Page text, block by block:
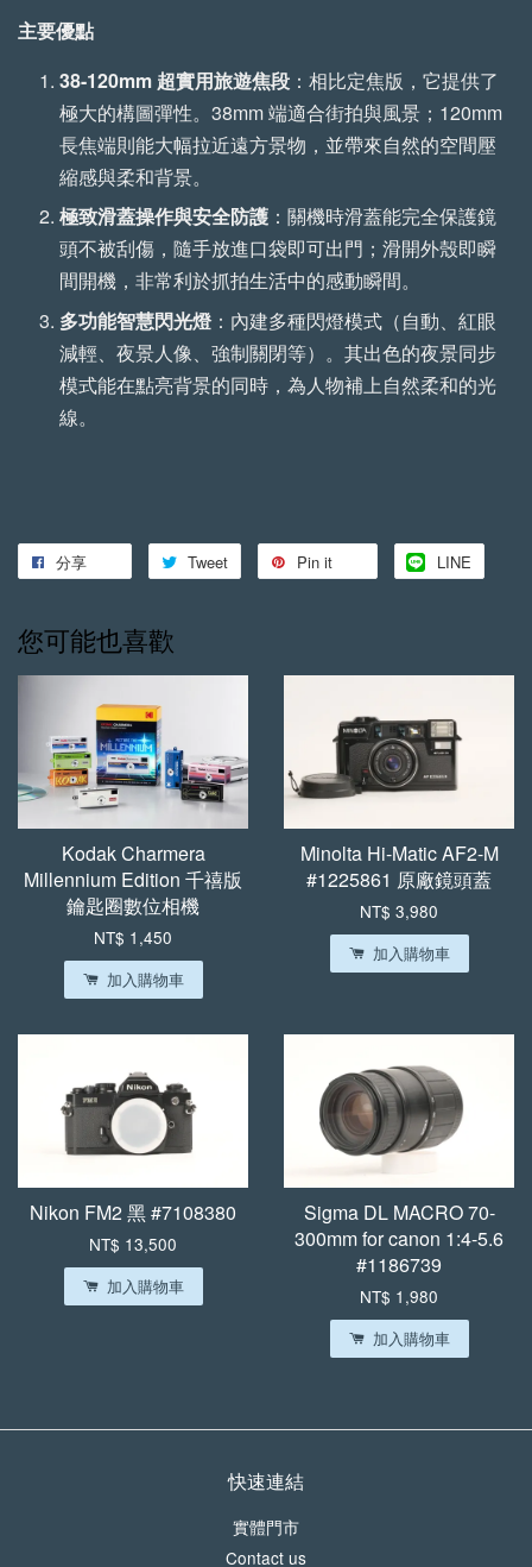
NT$ 699
NT$ 750
- +NT$ 799
NT$ 850
+
主要優點
38-120mm 超實用旅遊焦段 ：相比定焦版，它提供了
極大的構圖彈性。38mm 端適合街拍與風景；120mm
長焦端則能大幅拉近遠方景物，並帶來自然的空間壓
縮感與柔和背景。
極致滑蓋操作與安全防護 ：關機時滑蓋能完全保護鏡
頭不被刮傷，隨手放進口袋即可出門；滑開外殼即瞬
間開機，非常利於抓拍生活中的感動瞬間。
多功能智慧閃光燈：內建多種閃燈模式（自動、紅眼
減輕、夜景人像、強制關閉等）。其出色的夜景同步
模式能在點亮背景的同時，為人物補上自然柔和的光
線。
分享 Tweet Pin it LINE
您可能也喜歡
Kodak Charmera
Millennium Edition 千禧版
鑰匙圈數位相機
NT$ 1,450
加入購物車
Minolta Hi-Matic AF2-M
#1225861 原廠鏡頭蓋
NT$ 3,980
加入購物車
Nikon FM2 黑 #7108380
NT$ 13,500
加入購物車
Sigma DL MACRO 70-
300mm for canon 1:4-5.6
#1186739
NT$ 1,980
加入購物車
快速連結
實體門市
Contact us